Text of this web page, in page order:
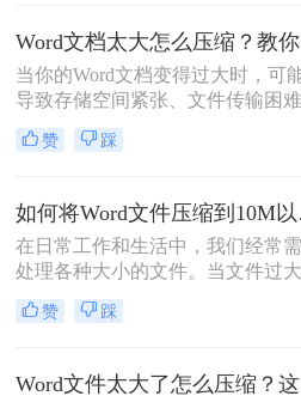
word文档呢？本文将介绍两种有效
方法来压缩Word文档。
当你的Word文档变得过大时，可
导致存储空间紧张、文件传输困
问题。为了应对这些问题，可以采
以下几种方法来压缩Word文档的大
将介绍三种有效的方法，并对每种
法进行简要分析。
赞 踩
如
在日常工作和生活中，我们经常
处理各种大小的文件。当文件过大
时，不仅占用存储空间，还会影响
输速度。因此，将文件压缩到合适
压缩到10M以内呢？本文将介绍三
赞 踩